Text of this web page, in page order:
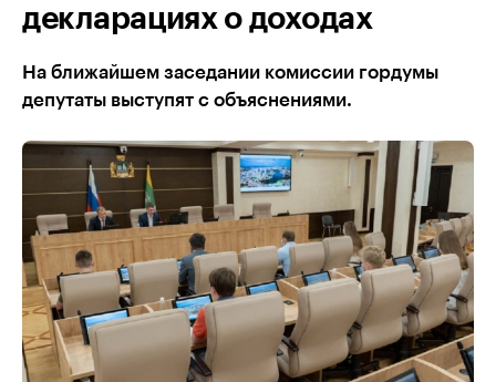
декларациях о доходах
На ближайшем заседании комиссии гордумы
депутаты выступят с объяснениями.